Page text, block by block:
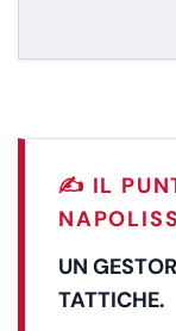
✍️ IL
UN
TATTICHE.